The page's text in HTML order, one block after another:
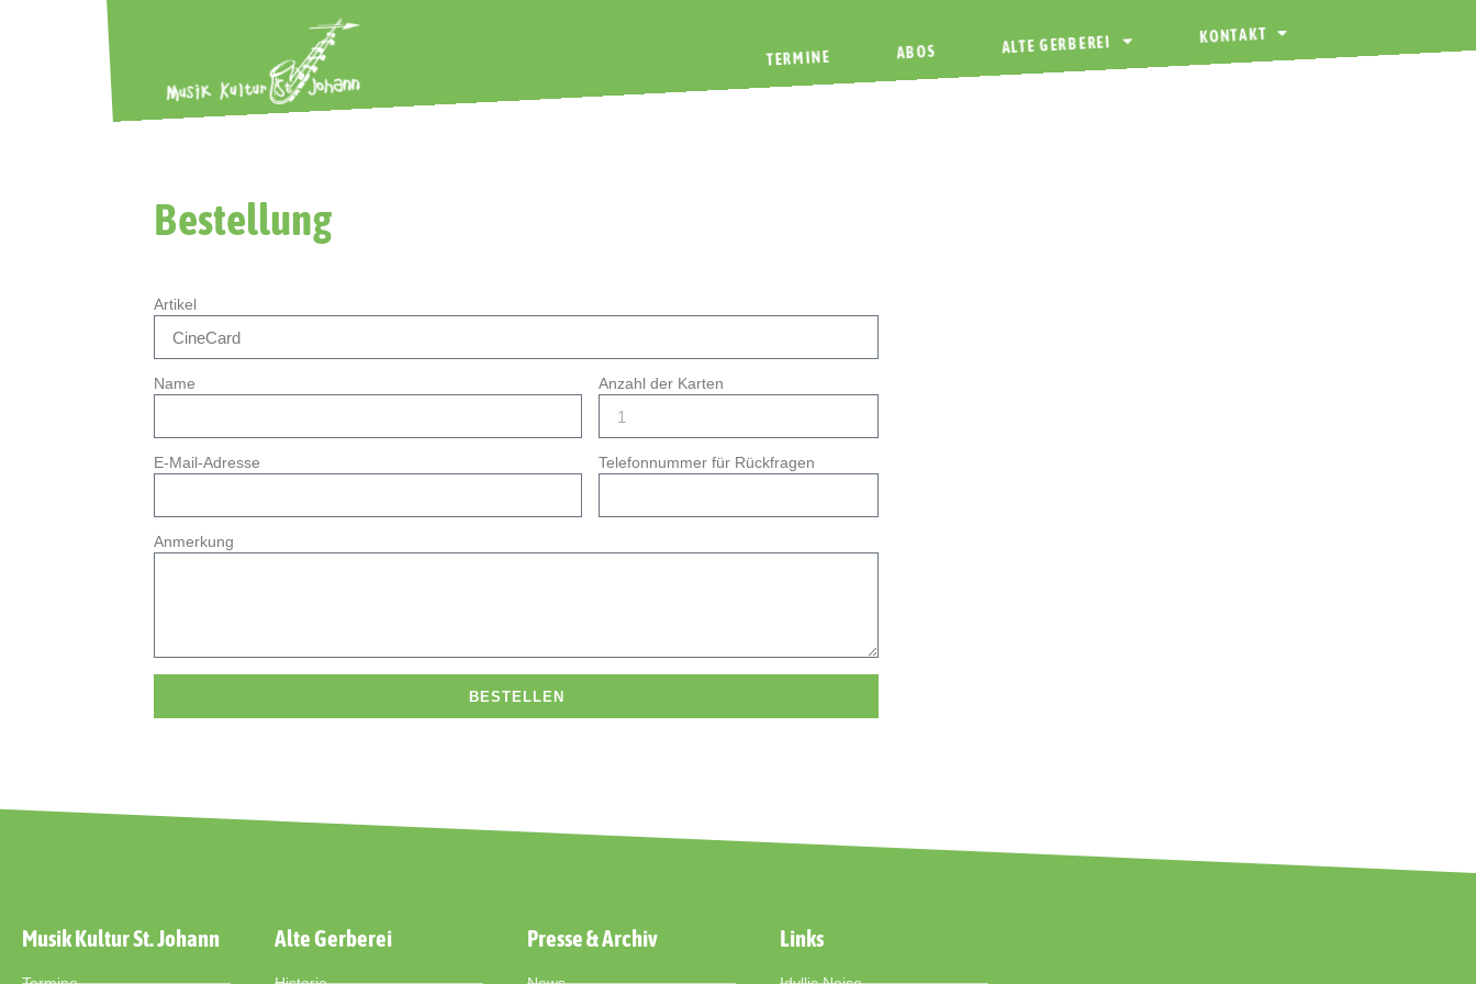
TERMINE ABOS ALTE GERBEREI KONTAKT
Bestellung
Artikel
Name Anzahl der Karten
E-Mail-Adresse Telefonnummer für Rückfragen
Anmerkung
BESTELLEN
Musik Kultur St. Johann Alte Gerberei Presse & Archiv Links